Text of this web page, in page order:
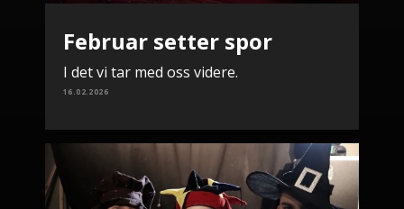
Februar setter spor
I det vi tar med oss videre.
16.02.2026